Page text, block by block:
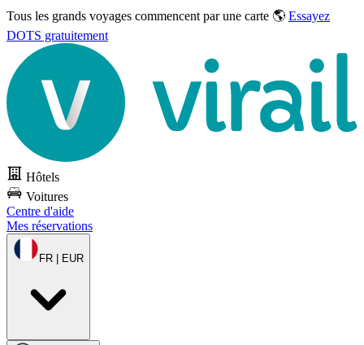
Tous les grands voyages commencent par une carte 🌎 Essayez
DOTS gratuitement
Hôtels
Voitures
Centre d'aide
Mes réservations
FR | EUR